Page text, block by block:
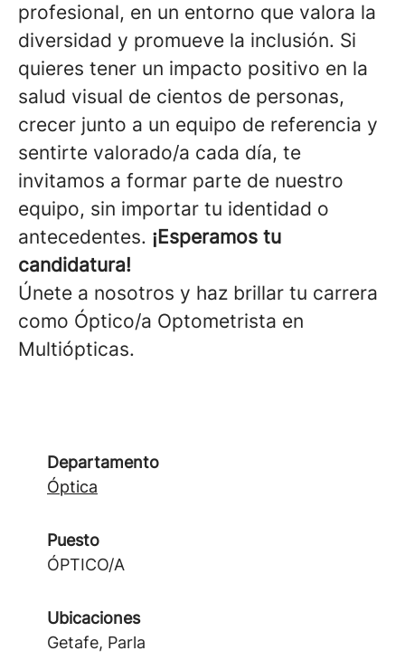
profesional, en un entorno que valora la
diversidad y promueve la inclusión. Si
quieres tener un impacto positivo en la
salud visual de cientos de personas,
crecer junto a un equipo de referencia y
sentirte valorado/a cada día, te
invitamos a formar parte de nuestro
equipo, sin importar tu identidad o
antecedentes. ¡Esperamos tu
candidatura!
Únete a nosotros y haz brillar tu carrera
como Óptico/a Optometrista en
Multiópticas.
Departamento
Óptica
Puesto
ÓPTICO/A
Ubicaciones
Getafe, Parla